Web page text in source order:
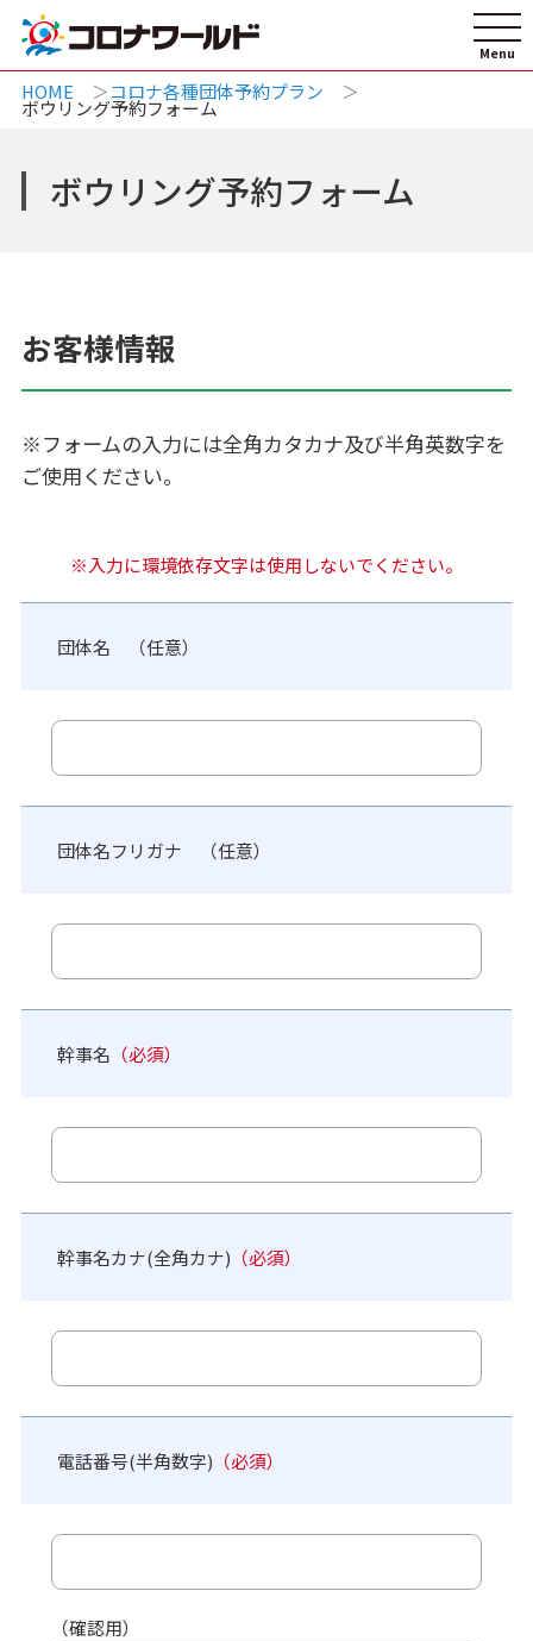
HOME コロナ各種団体予約プラン
ボウリング予約フォーム
ボウリング予約フォーム
お客様情報
※フォームの入力には全角カタカナ及び半角英数字を
ご使用ください。
※入力に環境依存文字は使用しないでください。
団体名 （任意）
団体名フリガナ （任意）
幹事名 （必須）
幹事名カナ(全角カナ) （必須）
電話番号(半角数字) （必須）
（確認用）